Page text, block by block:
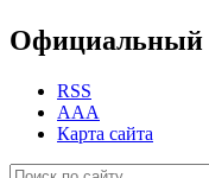
Официальный
RSS
AAA
Карта сайта